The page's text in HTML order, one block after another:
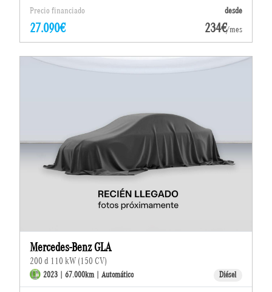
Precio financiado desde
27.090€ 234€/mes
Mercedes-Benz GLA
200 d 110 kW (150 CV)
2023 | 67.000km | Automático Diésel